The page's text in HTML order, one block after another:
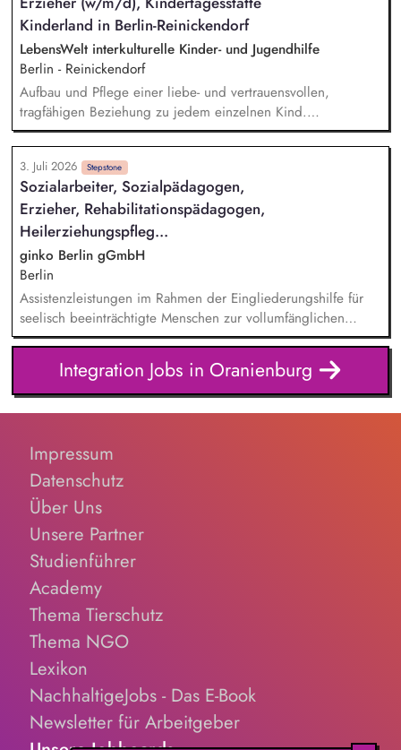
Integration in Ausbildung und Beruf. Sie schätzen
Ausbildungsreife und Berufseignung realistisch ein und
bringen Ihre Beobachtungen konstruktiv in den Förderprozess
ein. Sie motivieren zu selbstständigem Arbeiten und
unterstützen die Teilnehmenden dabei, eine realistische
Einschätzung ihrer individuellen Leistungsfähigkeit zu
entwickeln.
Kinderland in Berlin-Reinickendorf
LebensWelt interkulturelle Kinder- und Jugendhilfe
Berlin - Reinickendorf
Aufbau und Pflege einer liebe- und vertrauensvollen,
tragfähigen Beziehung zu jedem einzelnen Kind.
Gewährleistung des Wohlbefindens und der Sicherheit der
Kinder. Information und Beratung der Eltern über die
individuelle Entwicklung ihres Kindes und über die
Gruppenaktivitäten, bei Bedarf Information der Eltern über
Beratungsstellen, Bildungs- und Hilfeangebote. Durchführung
von Elternabenden, Einbeziehung von Eltern bei der Planung
und Durchführung von Festen und anderen
Kitaveranstaltungen.
3. Juli 2026 Stepstone
Sozialarbeiter, Sozialpädagogen,
Erzieher, Rehabilitationspädagogen,
Heilerziehungspfleg...
ginko Berlin gGmbH
Berlin
Assistenzleistungen im Rahmen der Eingliederungshilfe für
seelisch beeinträchtigte Menschen zur vollumfänglichen
Teilhabe am gesellschaftlichen Leben Mitwirkung bei der Ziel-
und Leistungsplanung, Kommunikation mit dem Kostenträger
und anderen Leistungserbringern
Integration Jobs in Oranienburg
Impressum
Datenschutz
Über Uns
Unsere Partner
Studienführer
Academy
Thema Tierschutz
Thema NGO
Lexikon
NachhaltigeJobs - Das E-Book
Newsletter für Arbeitgeber